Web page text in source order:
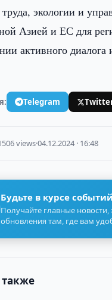
труда, экологии и
Азией и ЕС для
активного диалога
Telegram
views·04.12.2024 · 16:48
Будьте в курсе событий
Получайте главные
обновления там, где вам
также